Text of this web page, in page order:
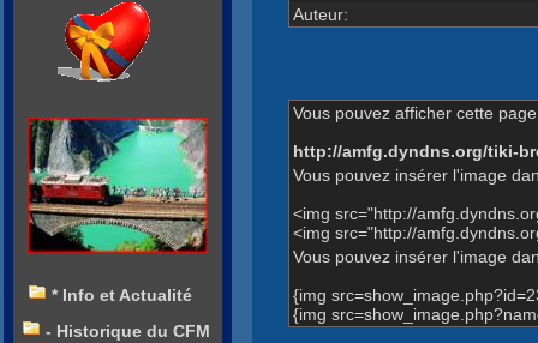
Auteur:
Vous pouvez afficher cette
http://amfg.dyndns.org/tiki-
Vous pouvez insérer l'image
<img src="http://
<img src="http://
Vous pouvez insérer l'image
{img
{img
* Info et Actualité
- Historique du CFM